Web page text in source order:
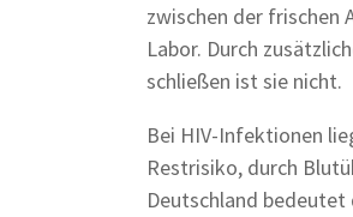
zwischen der frischen
Labor. Durch
schließen ist sie nicht.
Bei HIV-Infektionen
Restrisiko, durch
Deutschland